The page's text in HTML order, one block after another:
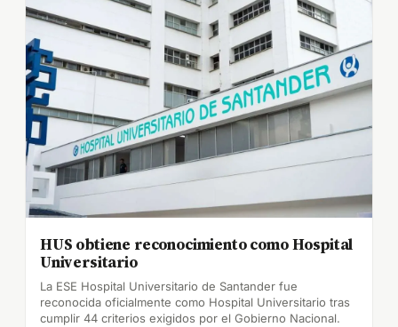
HUS obtiene reconocimiento como Hospital
Universitario
La ESE Hospital Universitario de Santander fue
reconocida oficialmente como Hospital Universitario tras
cumplir 44 criterios exigidos por el Gobierno Nacional.